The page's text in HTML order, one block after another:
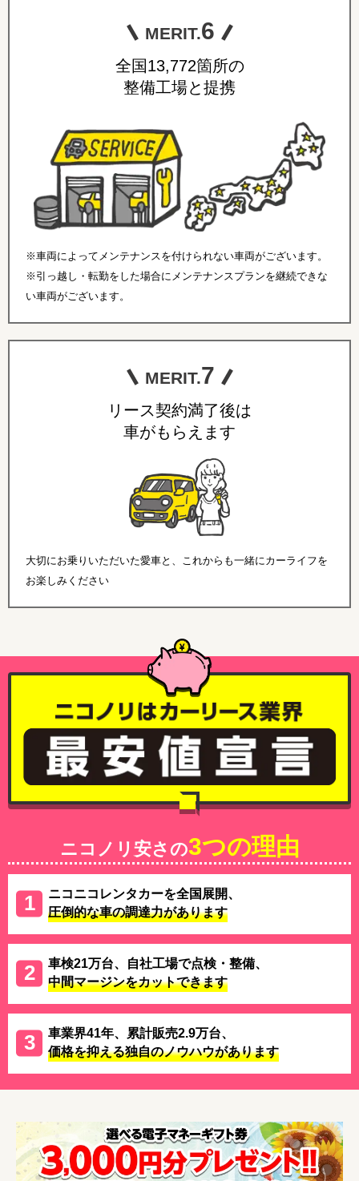
MERIT.6
全国13,772箇所の
整備工場と提携
※車両によってメンテナンスを付けられない車両がございます。
※引っ越し・転勤をした場合にメンテナンスプランを継続できな
い車両がございます。
MERIT.7
リース契約満了後は
車がもらえます
大切にお乗りいただいた愛車と、これからも一緒にカーライフを
お楽しみください
ニコノリ安さの3つの理由
ニコニコレンタカーを全国展開、
圧倒的な車の調達力があります
車検21万台、自社工場で点検・整備、
中間マージンをカットできます
車業界41年、累計販売2.9万台、
価格を抑える独自のノウハウがあります